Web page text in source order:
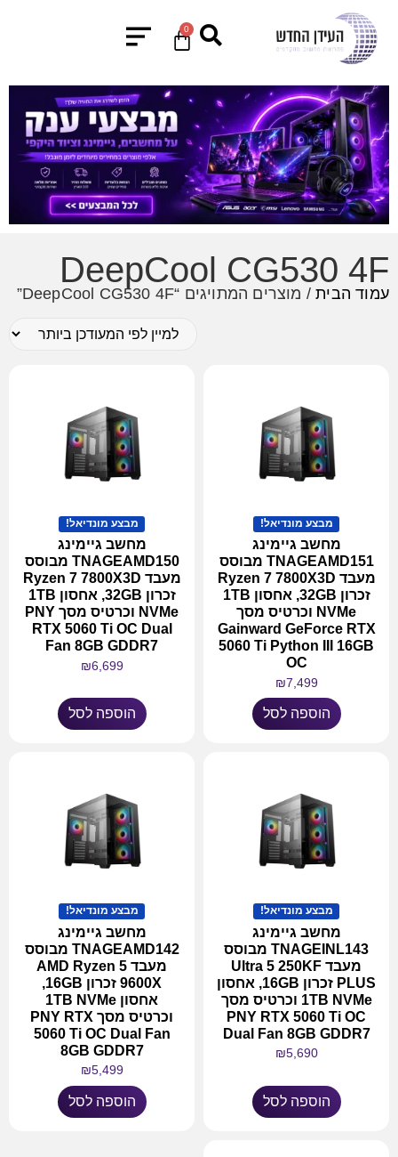
0
DeepCool CG530 4F
עמוד הבית/ מוצרים המתויגים “DeepCool CG530 4F”
מבצע מונדיאל!
מחשב גיימינג
TNAGEAMD151 מבוסס
מעבד Ryzen 7 7800X3D
זכרון 32GB, אחסון 1TB
NVMe וכרטיס מסך
Gainward GeForce RTX
5060 Ti Python III 16GB
OC
₪7,499
הוספה לסל
מבצע מונדיאל!
מחשב גיימינג
TNAGEAMD150 מבוסס
מעבד Ryzen 7 7800X3D
זכרון 32GB, אחסון 1TB
NVMe וכרטיס מסך PNY
RTX 5060 Ti OC Dual
Fan 8GB GDDR7
₪6,699
הוספה לסל
מבצע מונדיאל!
מחשב גיימינג
TNAGEINL143 מבוסס
מעבד Ultra 5 250KF
PLUS זכרון 16GB, אחסון
1TB NVMe וכרטיס מסך
PNY RTX 5060 Ti OC
Dual Fan 8GB GDDR7
₪5,690
הוספה לסל
מבצע מונדיאל!
מחשב גיימינג
TNAGEAMD142 מבוסס
מעבד AMD Ryzen 5
9600X זכרון 16GB,
אחסון 1TB NVMe
וכרטיס מסך PNY RTX
5060 Ti OC Dual Fan
8GB GDDR7
₪5,499
הוספה לסל